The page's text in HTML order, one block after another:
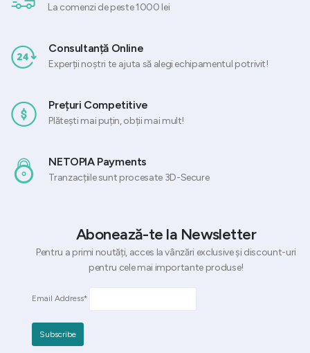
La comenzi de peste 1000 lei
Consultanță Online
Experții noștri te ajuta să alegi echipamentul potrivit!
Prețuri Competitive
Plătești mai puțin, obții mai mult!
NETOPIA Payments
Tranzacțiile sunt procesate 3D-Secure
Abonează-te la Newsletter
Pentru a primi noutăți, acces la vânzări exclusive și discount-uri
pentru cele mai importante produse!
Email Address*